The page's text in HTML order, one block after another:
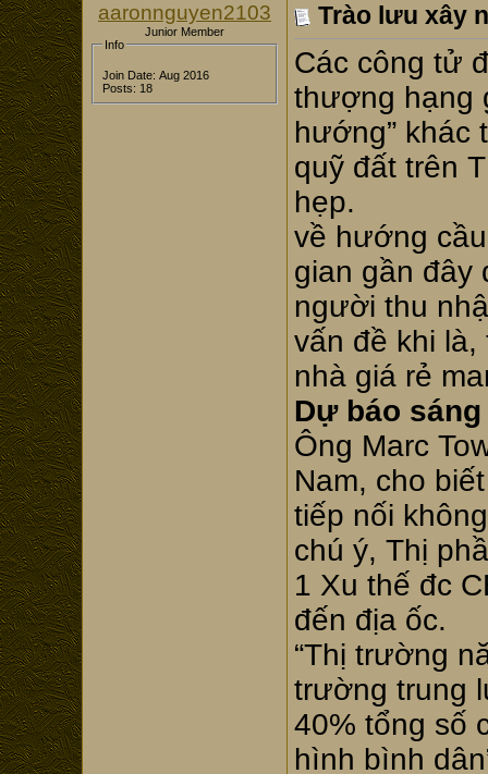
aaronnguyen2103
Junior Member
Info
Join Date: Aug 2016
Posts: 18
Trào lưu xây
Các công tử
thượng hạng
hướng” khác
quỹ đất trên
hẹp.
về hướng
gian gần đây
người thu
vấn đề khi
nhà giá rẻ
Dự báo
Ông Marc
Nam, cho
tiếp nối
chú ý, Thị
1 Xu thế đc
đến địa ốc.
“Thị trường
trường trung
40% tổng số
hình bình